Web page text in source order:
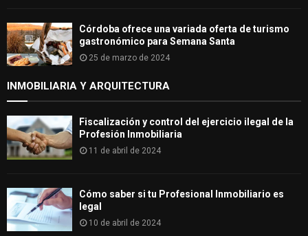
Córdoba ofrece una variada oferta de turismo
gastronómico para Semana Santa
25 de marzo de 2024
INMOBILIARIA Y ARQUITECTURA
Fiscalización y control del ejercicio ilegal de la
Profesión Inmobiliaria
11 de abril de 2024
Cómo saber si tu Profesional Inmobiliario es
legal
10 de abril de 2024